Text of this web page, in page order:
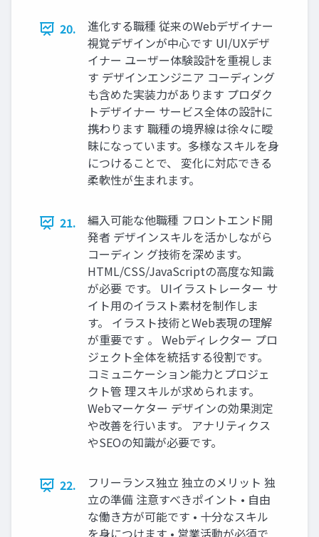
20.
進化する職種 従来のWebデザイナー
視覚デザインが中心です UI/UXデザ
イナー ユーザー体験設計を重視しま
す デザインエンジニア コーディング
も含めた実装力があります プロダク
トデザイナー サービス全体の設計に
携わります 職種の境界線は徐々に曖
昧になっています。多様なスキルを身
につけることで、 変化に対応できる
柔軟性が生まれます。
21.
編入可能な他職種 フロントエンド開
発者 デザインスキルを活かしながら
コーディン グ技術を深めます。
HTML/CSS/JavaScriptの高度な知識
が必要 です。 UIイラストレーター サ
イト用のイラスト素材を制作しま
す。 イラスト技術とWeb表現の理解
が重要です 。 Webディレクター プロ
ジェクト全体を統括する役割です。
コミュニケーション能力とプロジェ
クト管 理スキルが求められます。
Webマーケター デザインの効果測定
や改善を行います。 アナリティクス
やSEOの知識が必要です。
22.
フリーランス独立 独立のメリット 独
立の準備 注意すべきポイント • 自由
な働き方が可能です • 十分なスキル
を身につけます • 営業活動が必須で